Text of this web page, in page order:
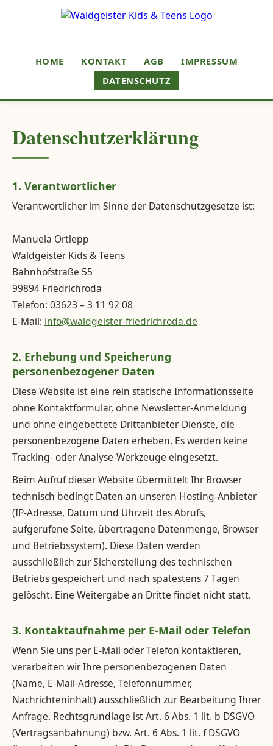
HOME KONTAKT AGB
IMPRESSUM
DATENSCHUTZ
Datenschutzerklärung
1. Verantwortlicher
Verantwortlicher im Sinne der Datenschutzgesetze ist:
Manuela Ortlepp
Waldgeister Kids & Teens
Bahnhofstraße 55
99894 Friedrichroda
Telefon: 03623 – 3 11 92 08
E-Mail: info@waldgeister-friedrichroda.de
2. Erhebung und Speicherung
personenbezogener Daten
Diese Website ist eine rein statische Informationsseite
ohne Kontaktformular, ohne Newsletter-Anmeldung
und ohne eingebettete Drittanbieter-Dienste, die
personenbezogene Daten erheben. Es werden keine
Tracking- oder Analyse-Werkzeuge eingesetzt.
Beim Aufruf dieser Website übermittelt Ihr Browser
technisch bedingt Daten an unseren Hosting-Anbieter
(IP-Adresse, Datum und Uhrzeit des Abrufs,
aufgerufene Seite, übertragene Datenmenge, Browser
und Betriebssystem). Diese Daten werden
ausschließlich zur Sicherstellung des technischen
Betriebs gespeichert und nach spätestens 7 Tagen
gelöscht. Eine Weitergabe an Dritte findet nicht statt.
3. Kontaktaufnahme per E-Mail oder Telefon
Wenn Sie uns per E-Mail oder Telefon kontaktieren,
verarbeiten wir Ihre personenbezogenen Daten
(Name, E-Mail-Adresse, Telefonnummer,
Nachrichteninhalt) ausschließlich zur Bearbeitung Ihrer
Anfrage. Rechtsgrundlage ist Art. 6 Abs. 1 lit. b DSGVO
(Vertragsanbahnung) bzw. Art. 6 Abs. 1 lit. f DSGVO